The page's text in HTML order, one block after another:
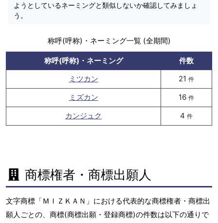
ようとしているネーミングと類似しないか確認してみましょ
う。
称呼(呼称)・ネーミング一覧 (全期間)
称呼(呼称)・ネーミング
件数
ミツカン
21 件
ミズカン 16 件
カンジュク 4 件
商標権者・商標出願人
文字商標「ＭＩＺＫＡＮ」における代表的な商標権者・商標出
願人ごとの、商標(商標出願・登録商標)の件数は以下の通りで